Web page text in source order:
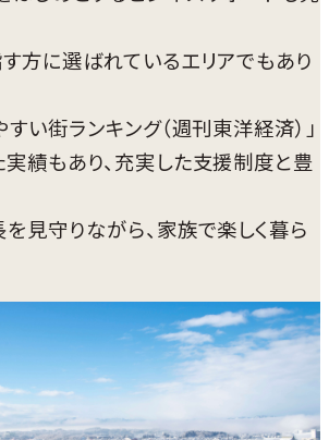
方に選ばれているエリアでもあり
すい街ランキング（週刊東洋経済）」
績もあり、充実した支援制度と豊
見守りながら、家族で楽しく暮ら